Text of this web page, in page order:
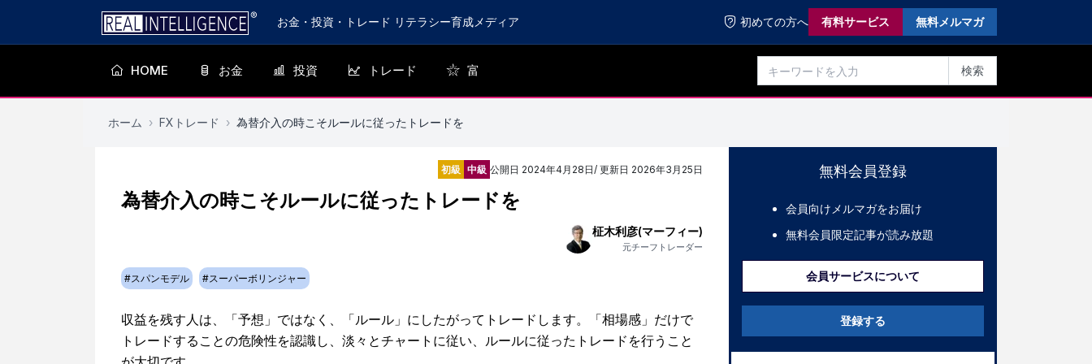
お金・投資・トレード リテラシー育成メディア 初めての方へ 有料サービス 無料メルマガ
HOME お金 投資 トレード 富 検索
ホーム › FXトレード › 為替介入の時こそルールに従ったトレードを
初級 中級 公開日 2024年4月28日/ 更新日 2026年3月25日
為替介入の時こそルールに従ったトレードを
柾木利彦(マーフィー)
元チーフトレーダー
#スパンモデル #スーパーボリンジャー
収益を残す人は、「予想」ではなく、「ルール」にしたがってトレードします。「相場感」だけで
トレードすることの危険性を認識し、淡々とチャートに従い、ルールに従ったトレードを行うこと
無料会員登録
会員向けメルマガをお届け
無料会員限定記事が読み放題
会員サービスについて
登録する